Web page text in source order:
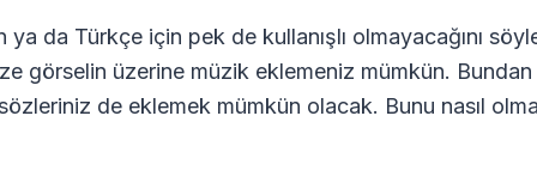
da Türkçe için pek de kullanışlı olmayacağını
görselin üzerine müzik eklemeniz mümkün.
de eklemek mümkün olacak. Bunu nasıl